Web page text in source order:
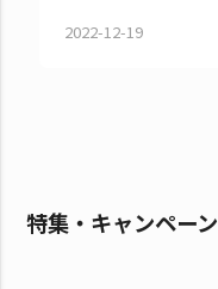
2022-12-19
特集・キャンペーン